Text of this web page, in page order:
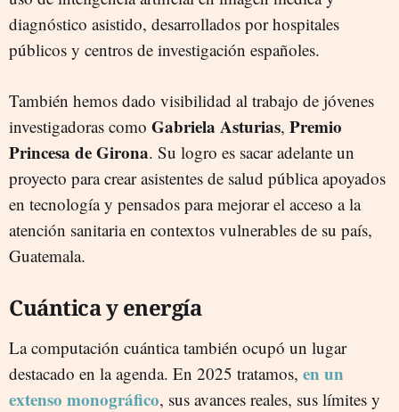
diagnóstico asistido, desarrollados por hospitales
públicos y centros de investigación españoles.
También hemos dado visibilidad al trabajo de jóvenes
investigadoras como Gabriela Asturias, Premio
Princesa de Girona. Su logro es sacar adelante un
proyecto para crear asistentes de salud pública apoyados
en tecnología y pensados para mejorar el acceso a la
atención sanitaria en contextos vulnerables de su país,
Guatemala.
Cuántica y energía
La computación cuántica también ocupó un lugar
destacado en la agenda. En 2025 tratamos, en un
extenso monográfico, sus avances reales, sus límites y